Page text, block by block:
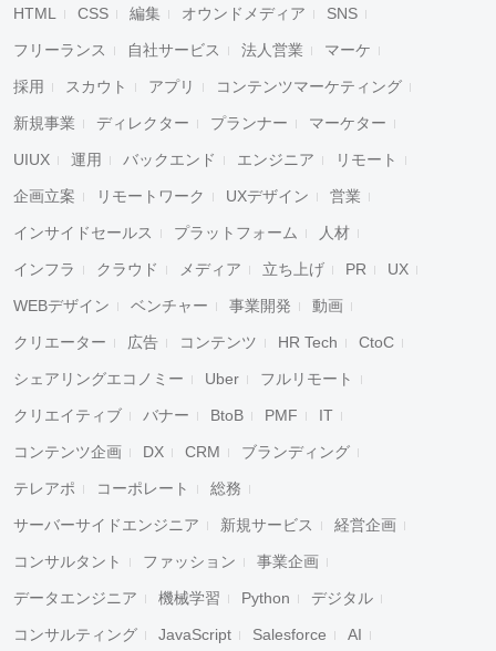
HTML CSS 編集 オウンドメディア SNS
フリーランス 自社サービス 法人営業 マーケ
採用 スカウト アプリ コンテンツマーケティング
新規事業 ディレクター プランナー マーケター
UIUX 運用 バックエンド エンジニア リモート
企画立案 リモートワーク UXデザイン 営業
インサイドセールス プラットフォーム 人材
インフラ クラウド メディア 立ち上げ PR UX
WEBデザイン ベンチャー 事業開発 動画
クリエーター 広告 コンテンツ HR Tech CtoC
シェアリングエコノミー Uber フルリモート
クリエイティブ バナー BtoB PMF IT
コンテンツ企画 DX CRM ブランディング
テレアポ コーポレート 総務
サーバーサイドエンジニア 新規サービス 経営企画
コンサルタント ファッション 事業企画
データエンジニア 機械学習 Python デジタル
コンサルティング JavaScript Salesforce AI